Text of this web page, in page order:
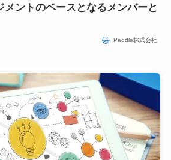
メントのベースとなるメンバーと
Paddle株式会社